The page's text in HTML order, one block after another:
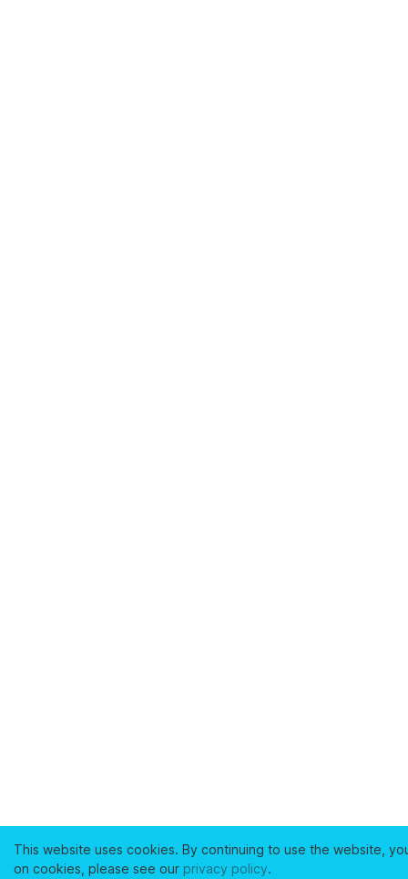
This website uses cookies. By continuing to use the website,
on cookies, please see our privacy policy.